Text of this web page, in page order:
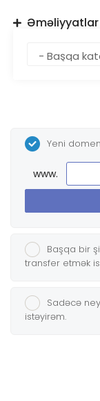
Əməliyyatlar
Yeni
www.
Başqa bir
transfer etmək
Sadəcə
istəyirəm.